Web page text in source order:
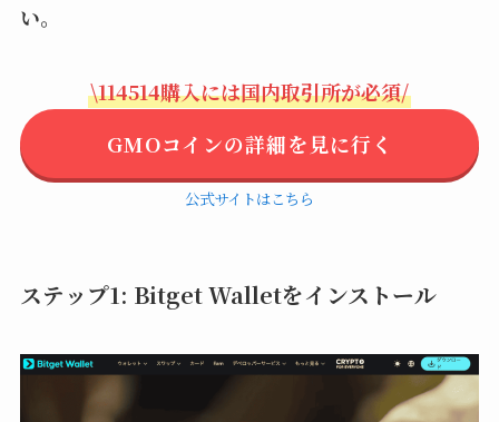
い。
\114514購入には国内取引所が必須/
GMOコインの詳細を見に行く
公式サイトはこちら
ステップ1: Bitget Walletをインストール